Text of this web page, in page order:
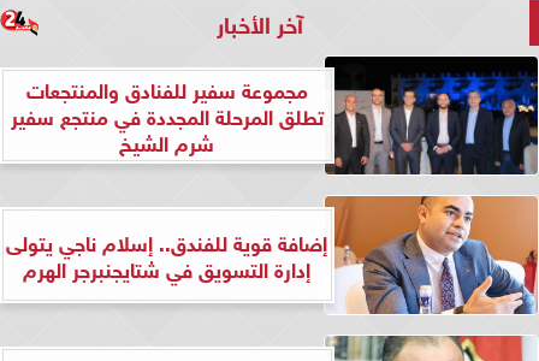
آخر الأخبار
مجموعة سفير للفنادق والمنتجعات
تطلق المرحلة المجددة في منتجع سفير
شرم الشيخ
إضافة قوية للفندق.. إسلام ناجي يتولى
إدارة التسويق في شتايجنبرجر الهرم